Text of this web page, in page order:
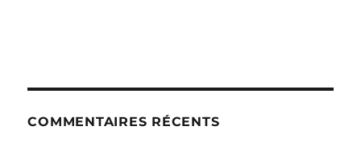
COMMENTAIRES RÉCENTS